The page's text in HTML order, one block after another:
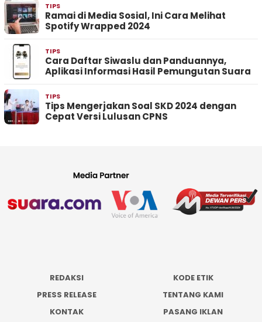
TIPS
Ramai di Media Sosial, Ini Cara Melihat
Spotify Wrapped 2024
TIPS
Cara Daftar Siwaslu dan Panduannya,
Aplikasi Informasi Hasil Pemungutan Suara
TIPS
Tips Mengerjakan Soal SKD 2024 dengan
Cepat Versi Lulusan CPNS
REDAKSI
KODE ETIK
PRESS RELEASE
TENTANG KAMI
KONTAK
PASANG IKLAN